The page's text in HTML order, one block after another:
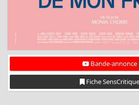
Bande-annonce
Fiche SensCritique